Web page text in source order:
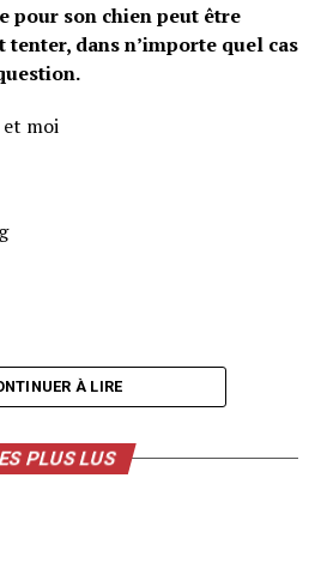
pour son chien peut être
dans n’importe quel cas
moi
À LIRE
PLUS LUS